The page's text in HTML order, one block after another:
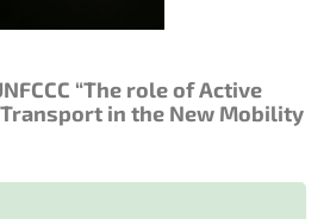
“The role of Active
in the New Mobility